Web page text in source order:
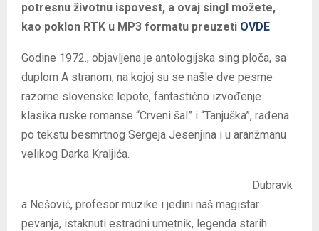
potresnu životnu ispovest, a ovaj singl možete,
kao poklon RTK u MP3 formatu preuzeti OVDE
Godine 1972., objavljena je antologijska sing ploča, sa
duplom A stranom, na kojoj su se našle dve pesme
razorne slovenske lepote, fantastično izvođenje
klasika ruske romanse “Crveni šal” i “Tanjuška”, rađena
po tekstu besmrtnog Sergeja Jesenjina i u aranžmanu
velikog Darka Kraljića.
Dubravk
a Nešović, profesor muzike i jedini naš magistar
pevanja, istaknuti estradni umetnik, legenda starih